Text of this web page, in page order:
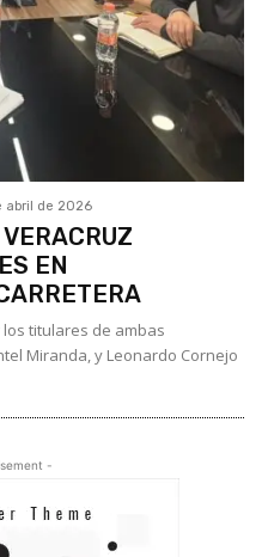
abril de 2026
EN
titulares de ambas
Miranda, y Leonardo Cornejo
-